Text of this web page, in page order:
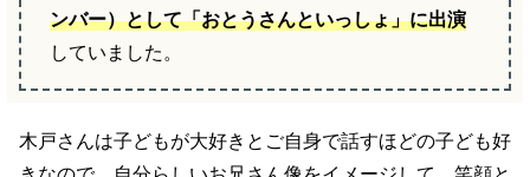
ンバー）として「おとうさんといっしょ」に出演
していました。
木戸さんは子どもが大好きとご自身で話すほどの子ども好